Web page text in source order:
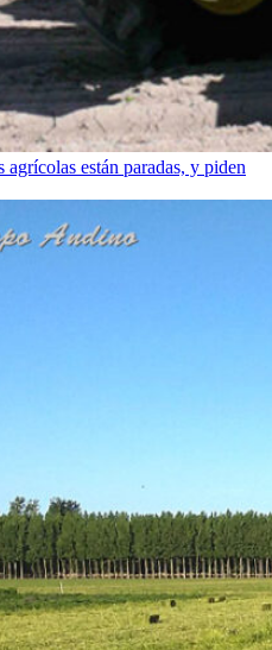
están paradas, y piden